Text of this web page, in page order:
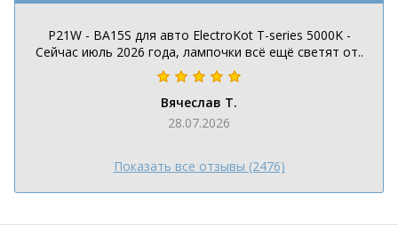
P21W - BA15S для авто ElectroKot T-series 5000K -
Сейчас июль 2026 года, лампочки всё ещё светят от..
Вячеслав Т.
28.07.2026
Показать все отзывы (2476)